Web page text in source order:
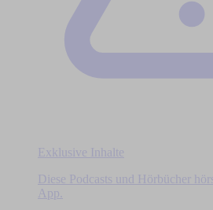
Exklusive Inhalte
Diese Podcasts und Hörbücher
App.